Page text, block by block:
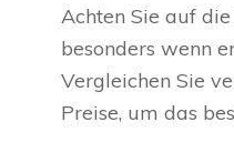
Achten Sie auf
besonders wenn
Vergleichen Sie
Preise, um das